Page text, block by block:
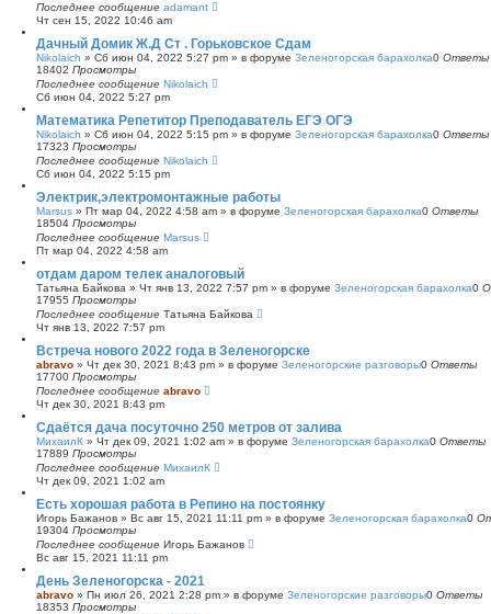
Последнее сообщение adamant
Чт сен 15, 2022 10:46 am
Дачный Домик Ж.Д Ст . Горьковское Сдам
Nikolaich » Сб июн 04, 2022 5:27 pm » в форуме Зеленогорская барахолка0 Ответы
18402 Просмотры
Последнее сообщение Nikolaich
Сб июн 04, 2022 5:27 pm
Математика Репетитор Преподаватель ЕГЭ ОГЭ
Nikolaich » Сб июн 04, 2022 5:15 pm » в форуме Зеленогорская барахолка0 Ответы
17323 Просмотры
Последнее сообщение Nikolaich
Сб июн 04, 2022 5:15 pm
Электрик,электромонтажные работы
Marsus » Пт мар 04, 2022 4:58 am » в форуме Зеленогорская барахолка0 Ответы
18504 Просмотры
Последнее сообщение Marsus
Пт мар 04, 2022 4:58 am
отдам даром телек аналоговый
Татьяна Байкова » Чт янв 13, 2022 7:57 pm » в форуме Зеленогорская барахолка0
17955 Просмотры
Последнее сообщение Татьяна Байкова
Чт янв 13, 2022 7:57 pm
Встреча нового 2022 года в Зеленогорске
abravo » Чт дек 30, 2021 8:43 pm » в форуме Зеленогорские разговоры0 Ответы
17700 Просмотры
Последнее сообщение abravo
Чт дек 30, 2021 8:43 pm
Сдаётся дача посуточно 250 метров от залива
МихаилК » Чт дек 09, 2021 1:02 am » в форуме Зеленогорская барахолка0 Ответы
17889 Просмотры
Последнее сообщение МихаилК
Чт дек 09, 2021 1:02 am
Есть хорошая работа в Репино на постоянку
Игорь Бажанов » Вс авг 15, 2021 11:11 pm » в форуме Зеленогорская барахолка0
19304 Просмотры
Последнее сообщение Игорь Бажанов
Вс авг 15, 2021 11:11 pm
День Зеленогорска - 2021
abravo » Пн июл 26, 2021 2:28 pm » в форуме Зеленогорские разговоры0 Ответы
18353 Просмотры